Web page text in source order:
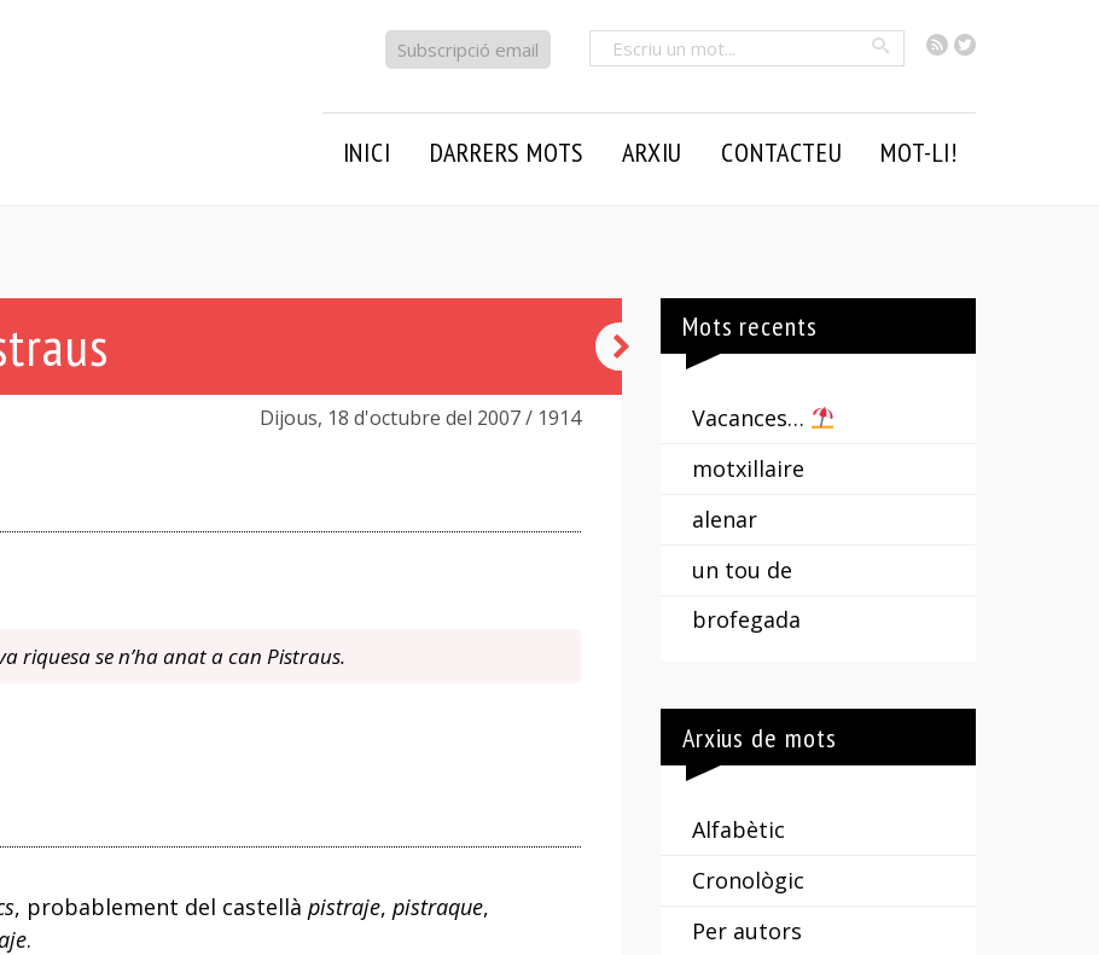
RSSTwitter
Cercar
Subscripció email
INICI DARRERS MOTS ARXIU CONTACTEU MOT-LI!
Dijous, 18 d'octubre del 2007/ 1914
riquesa se n’ha anat a can Pistraus.
, probablement del castellà pistraje, pistraque,
.
Mots recents
Vacances…
motxillaire
alenar
un tou de
brofegada
Arxius de mots
Alfabètic
Cronològic
Per autors